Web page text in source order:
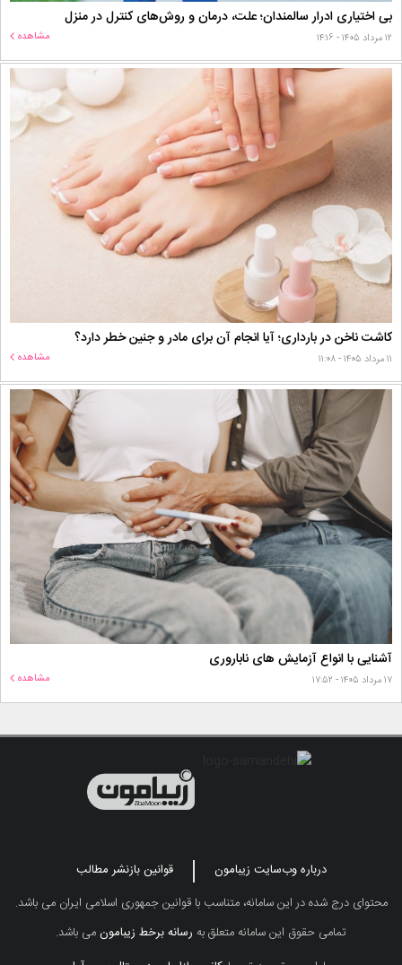
بی اختیاری ادرار سالمندان؛ علت، درمان و روش‌های کنترل در منزل
۱۲ مرداد ۱۴۰۵ - ۱۴:۱۶ مشاهده
کاشت ناخن در بارداری؛ آیا انجام آن برای مادر و جنین خطر دارد؟
۱۱ مرداد ۱۴۰۵ - ۱۱:۰۸ مشاهده
آشنایی با انواع آزمایش های ناباروری
۱۷ مرداد ۱۴۰۵ - ۱۷:۵۲ مشاهده
درباره وب‌سایت زیبامون
قوانین بازنشر مطالب
محتوای درج شده در این سامانه، متناسب با قوانین جمهوری اسلامی ایران می باشد.
تمامی حقوق این سامانه متعلق به رسانه برخط زیبامونمی باشد.